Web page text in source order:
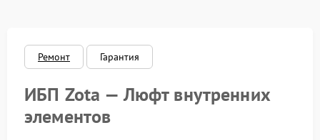
Ремонт Гарантия
ИБП Zota — Люфт внутренних
элементов